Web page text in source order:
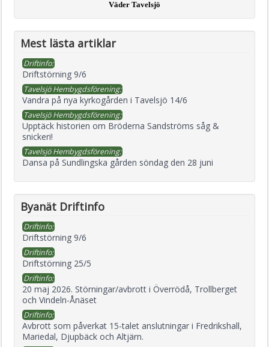
Väder Tavelsjö
Mest lästa artiklar
Driftinfo:
Driftstörning 9/6
Tavelsjö Hembygdsförening:
Vandra på nya kyrkogården i Tavelsjö 14/6
Tavelsjö Hembygdsförening:
Upptäck historien om Bröderna Sandströms såg &
snickeri!
Tavelsjö Hembygdsförening:
Dansa på Sundlingska gården söndag den 28 juni
Byanät Driftinfo
Driftinfo:
Driftstörning 9/6
Driftinfo:
Driftstörning 25/5
Driftinfo:
20 maj 2026. Störningar/avbrott i Överrödå, Trollberget
och Vindeln-Ånäset
Driftinfo:
Avbrott som påverkat 15-talet anslutningar i Fredrikshall,
Mariedal, Djupbäck och Altjärn.